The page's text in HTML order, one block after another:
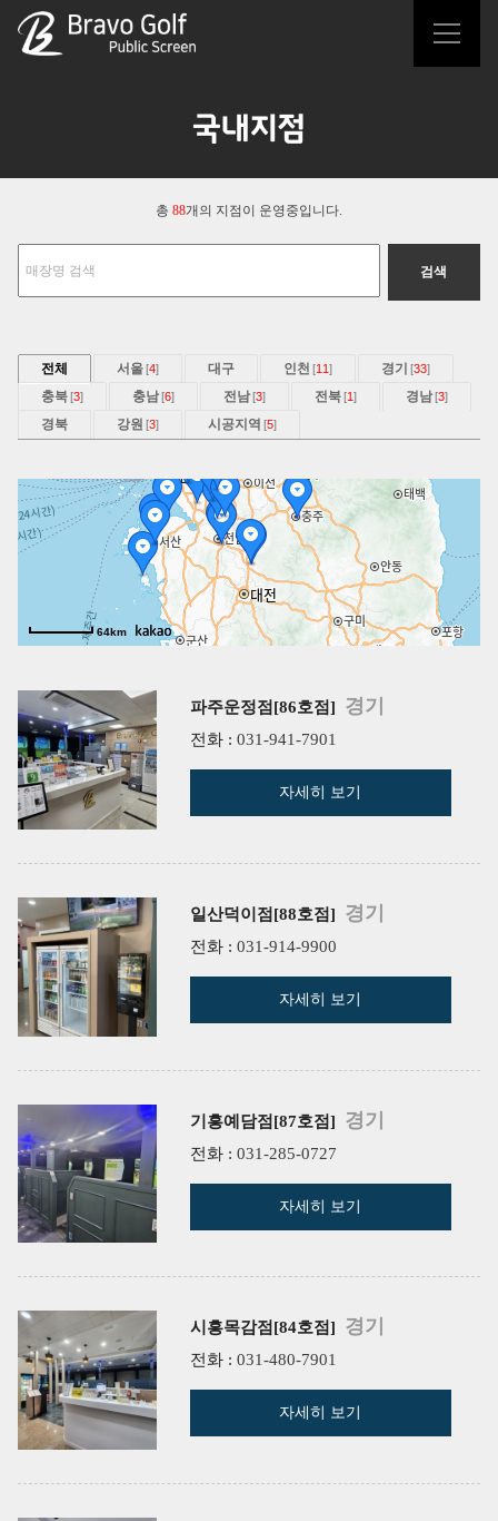
국내지점
총 88개의 지점이 운영중입니다.
전체 서울[4] 대구 인천 [11] 경기 [33]
충북[3] 충남[6] 전남[3] 전북[1] 경남[3]
경북 강원 [3] 시공지역 [5]
64km
파주운정점[86호점] 경기
전화 : 031-941-7901
자세히 보기
일산덕이점[88호점] 경기
전화 : 031-914-9900
자세히 보기
기흥예담점[87호점] 경기
전화 : 031-285-0727
자세히 보기
시흥목감점[84호점] 경기
전화 : 031-480-7901
자세히 보기